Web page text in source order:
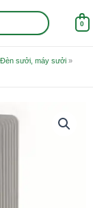
0
Đèn sưởi, máy sưởi »
₫.